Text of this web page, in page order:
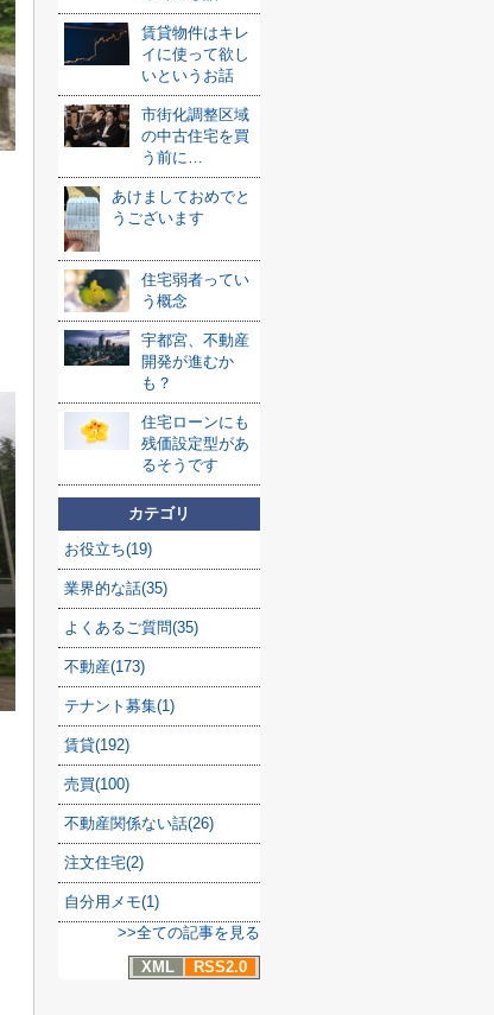
賃貸物件はキレ
イに使って欲し
いというお話
市街化調整区域
の中古住宅を買
う前に…
あけましておめでと
うございます
住宅弱者ってい
う概念
宇都宮、不動産
開発が進むか
も？
住宅ローンにも
残価設定型があ
るそうです
カテゴリ
お役立ち(19)
業界的な話(35)
よくあるご質問(35)
不動産(173)
テナント募集(1)
賃貸(192)
売買(100)
不動産関係ない話(26)
注文住宅(2)
自分用メモ(1)
>>全ての記事を見る
XML
RSS2.0